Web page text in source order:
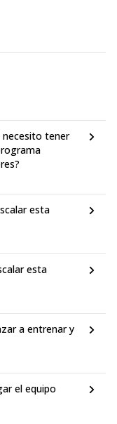
necesito tener
esta
esta
a entrenar y
el equipo